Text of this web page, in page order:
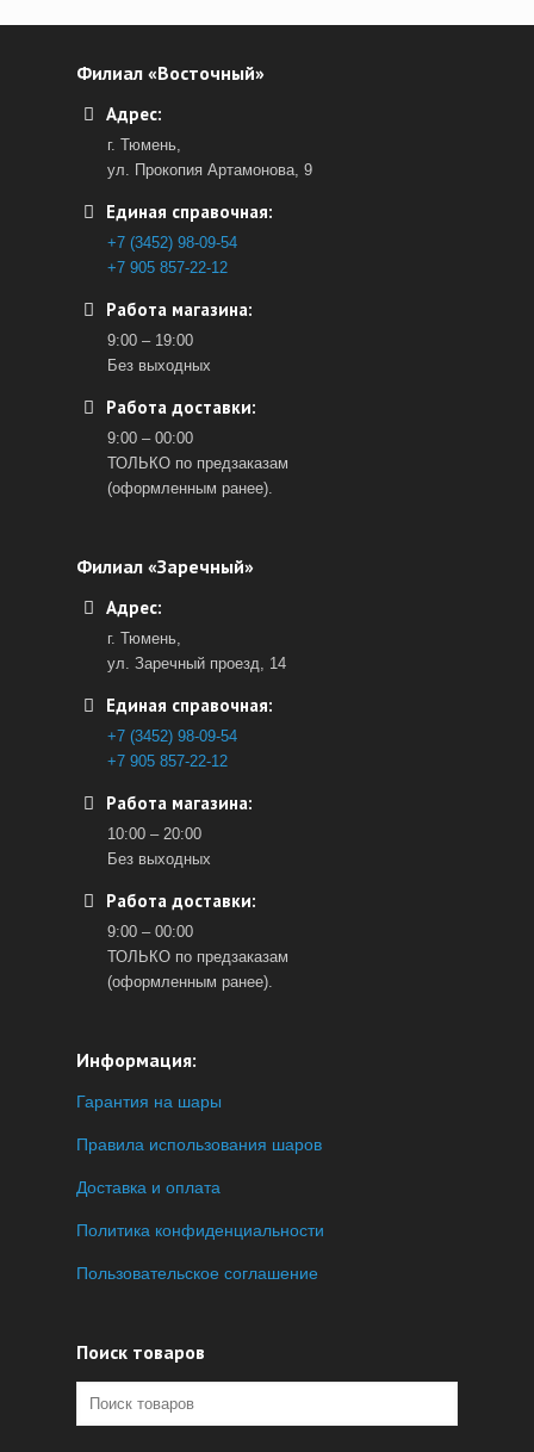
Филиал «Восточный»
Адрес:
г. Тюмень,
ул. Прокопия Артамонова, 9
Единая справочная:
+7 (3452) 98-09-54
+7 905 857-22-12
Работа магазина:
9:00 – 19:00
Без выходных
Работа доставки:
9:00 – 00:00
ТОЛЬКО по предзаказам
(оформленным ранее).
Филиал «Заречный»
Адрес:
г. Тюмень,
ул. Заречный проезд, 14
Единая справочная:
+7 (3452) 98-09-54
+7 905 857-22-12
Работа магазина:
10:00 – 20:00
Без выходных
Работа доставки:
9:00 – 00:00
ТОЛЬКО по предзаказам
(оформленным ранее).
Информация:
Гарантия на шары
Правила использования шаров
Доставка и оплата
Политика конфиденциальности
Пользовательское соглашение
Поиск товаров